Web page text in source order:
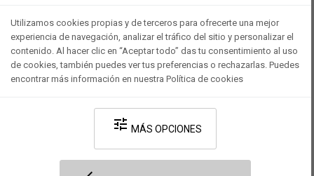
Desarrollado por V·Farma-Política de privacidad-Política de cookies
Utilizamos cookies propias y de terceros para ofrecerte una mejor
experiencia de navegación, analizar el tráfico del sitio y personalizar el
contenido. Al hacer clic en “Aceptar todo” das tu consentimiento al uso
de cookies, también puedes ver tus preferencias o rechazarlas. Puedes
encontrar más información en nuestra Política de cookies
tune MÁS OPCIONES